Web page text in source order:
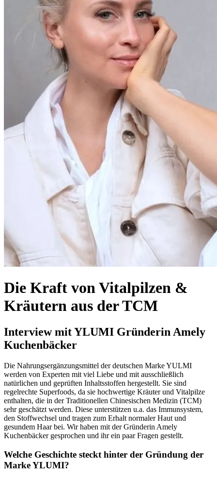
Die Kraft von Vitalpilzen &
Kräutern aus der TCM
Interview mit YLUMI Gründerin Amely
Kuchenbäcker
Die Nahrungsergänzungsmittel der deutschen Marke YULMI
werden von Experten mit viel Liebe und mit ausschließlich
natürlichen und geprüften Inhaltsstoffen hergestellt. Sie sind
regelrechte Superfoods, da sie hochwertige Kräuter und Vitalpilze
enthalten, die in der Traditionellen Chinesischen Medizin (TCM)
sehr geschätzt werden. Diese unterstützen u.a. das Immunsystem,
den Stoffwechsel und tragen zum Erhalt normaler Haut und
gesundem Haar bei. Wir haben mit der Gründerin Amely
Kuchenbäcker gesprochen und ihr ein paar Fragen gestellt.
Welche Geschichte steckt hinter der Gründung der
Marke YLUMI?